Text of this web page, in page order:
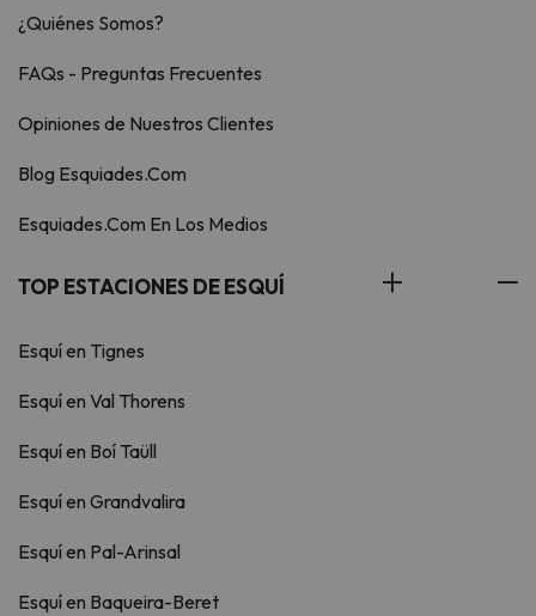
¿Quiénes Somos?
FAQs - Preguntas Frecuentes
Opiniones de Nuestros Clientes
Blog Esquiades.Com
Esquiades.Com En Los Medios
TOP ESTACIONES DE ESQUÍ
Esquí en Tignes
Esquí en Val Thorens
Esquí en Boí Taüll
Esquí en Grandvalira
Esquí en Pal-Arinsal
Esquí en Baqueira-Beret